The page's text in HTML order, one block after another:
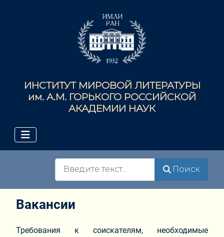
ИНСТИТУТ МИРОВОЙ ЛИТЕРАТУРЫ
им. А.М. ГОРЬКОГО РОССИЙСКОЙ
АКАДЕМИИ НАУК
Поиск
Вакансии
Требования к соискателям, необходимые